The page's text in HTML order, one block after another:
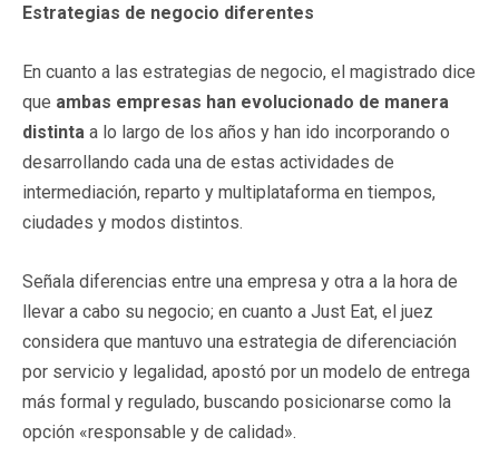
Estrategias de negocio diferentes
En cuanto a las estrategias de negocio, el magistrado dice
que ambas empresas han evolucionado de manera
distinta a lo largo de los años y han ido incorporando o
desarrollando cada una de estas actividades de
intermediación, reparto y multiplataforma en tiempos,
ciudades y modos distintos.
Señala diferencias entre una empresa y otra a la hora de
llevar a cabo su negocio; en cuanto a Just Eat, el juez
considera que mantuvo una estrategia de diferenciación
por servicio y legalidad, apostó por un modelo de entrega
más formal y regulado, buscando posicionarse como la
opción «responsable y de calidad».